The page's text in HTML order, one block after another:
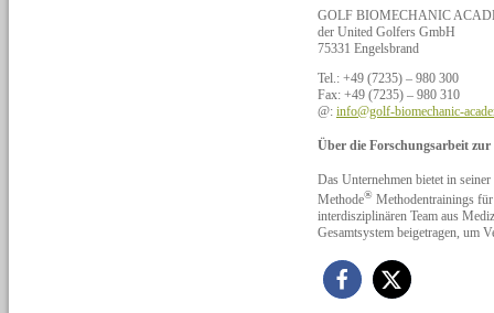
GOLF BIOMECHANIC
der United Golfers GmbH
75331 Engelsbrand
Tel.: +49 (7235) – 980 300
Fax: +49 (7235) – 980 310
@: info@golf-biomechanic-
Über die Forschungsarbeit
Das Unternehmen bietet in
Methode® Methodentrainings für
interdisziplinären Team aus
Gesamtsystem beigetragen, um